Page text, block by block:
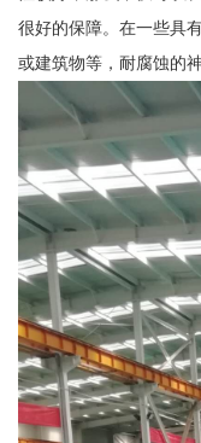
很好的保障。在一些具
或建筑物等，耐腐蚀的